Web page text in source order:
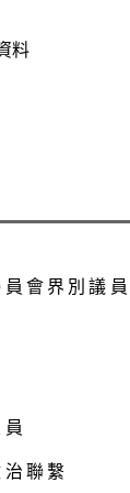
料
會界別議員
聯繫